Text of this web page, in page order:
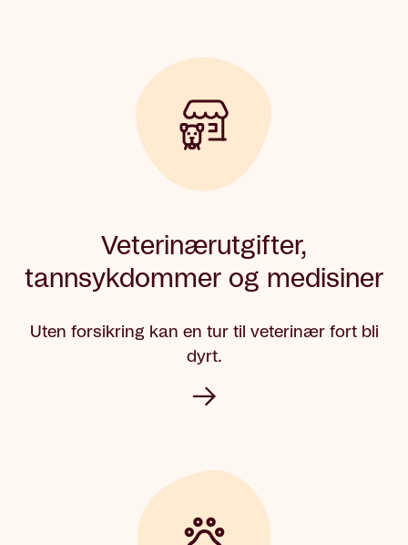
Veterinærutgifter,
tannsykdommer og medisiner
Uten forsikring kan en tur til veterinær fort bli
dyrt.